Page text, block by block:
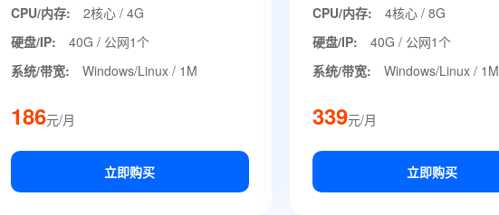
CPU/内存:
2核心 / 4G
硬盘/IP:
40G / 公网1个
系统/带宽:
Windows/Linux / 1M
186元/月
立即购买
CPU/内存:
4核心 / 8G
硬盘/IP:
40G / 公网1个
系统/带宽:
Windows/Linux / 1M
339元/月
立即购买